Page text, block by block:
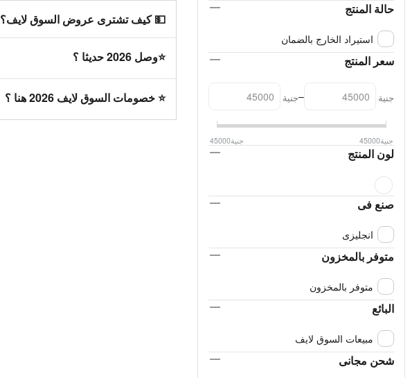
💵 كيف تشترى عروض السوق لايف؟
⭐وصل 2026 حديثا ؟
⭐ خصومات السوق لايف 2026 هنا ؟
حالة المنتج
استيراد الخارج بالضمان
سعر المنتج
جنية –جنية
جنية45000 جنية45000
لون المنتج
صنع فى
انجليزى
متوفر بالمخزون
متوفر بالمخزون
البائع
مبيعات السوق لايف
شحن مجانى